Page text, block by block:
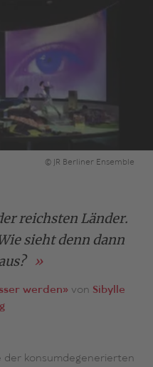
© JR Berliner Ensemble
reichsten Länder.
sieht denn dann
werden» von Sibylle
der konsumdegenerierten